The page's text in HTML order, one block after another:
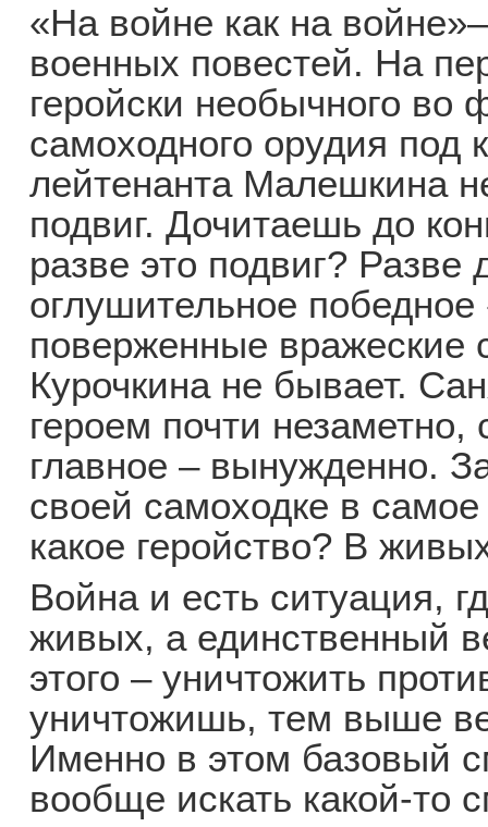
«На войне как на
военных повестей. На
геройски необычного во
самоходного орудия
лейтенанта Малешкина
подвиг. Дочитаешь до
разве это подвиг? Разве
оглушительное
поверженные вражеские
Курочкина не бывает.
героем почти
главное – вынужденно.
своей самоходке в
какое геройство? В
Война и есть ситуация,
живых, а единственный
этого – уничтожить
уничтожишь, тем выше
Именно в этом базовый
вообще искать какой-то